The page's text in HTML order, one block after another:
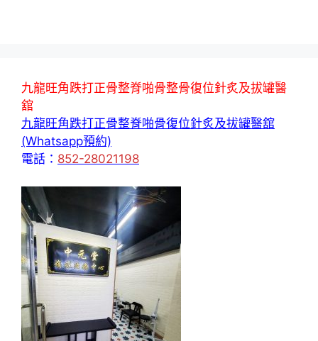
九龍旺角跌打正骨整脊啪骨整骨復位針炙及拔罐醫
舘
九龍旺角跌打正骨整脊啪骨復位針炙及拔罐醫舘
(Whatsapp預約)
電話： 852-28021198